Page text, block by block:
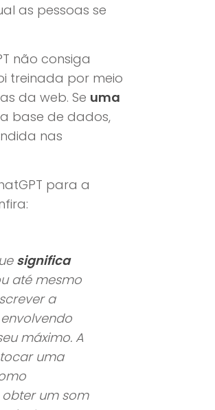
as pessoas se
não consiga
treinada por meio
da web. Se uma
base de dados,
nas
para a
significa
até mesmo
a
máximo. A
uma
um som